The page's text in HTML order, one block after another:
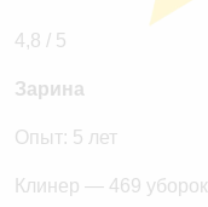
4,8 / 5
Зарина
Опыт: 5 лет
Клинер — 469 уборок